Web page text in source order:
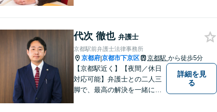
徒歩５分】の法律事務所リン
クスの代表弁護士で【弁護士
経験１０年以上】になりま
す。
代次 徹也 弁護士
京都駅前弁護士法律事務所
京都府|京都市下京区 京都駅 から徒歩5分
【京都駅近く】【夜間／休日
対応可能】弁護士との二人三
脚で、最高の解決を一緒に目
詳細を見
る